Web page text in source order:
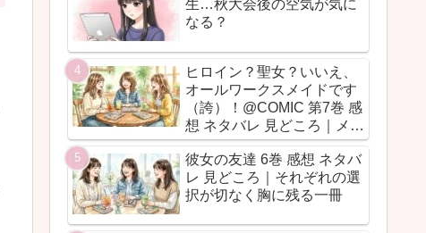
生…秋大会後の空気が気に
なる？
ヒロイン？聖女？いいえ、
オールワークスメイドです
（誇）！@COMIC 第7巻 感
想 ネタバレ 見どころ｜メイ
ド魂が今回も全力だった
彼女の友達 6巻 感想 ネタバ
レ 見どころ｜それぞれの選
択が切なく胸に残る一冊